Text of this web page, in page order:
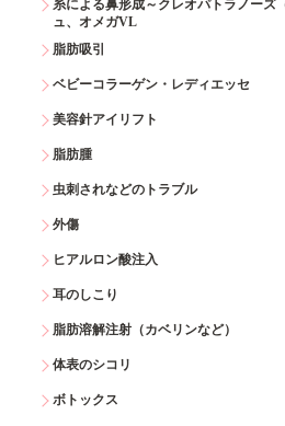
糸による鼻形成～クレオパトラノー
ュ、オメガVL
脂肪吸引
ベビーコラーゲン・レディエッセ
美容針アイリフト
脂肪腫
虫刺されなどのトラブル
外傷
ヒアルロン酸注入
耳のしこり
脂肪溶解注射（カベリンなど）
体表のシコリ
ボトックス